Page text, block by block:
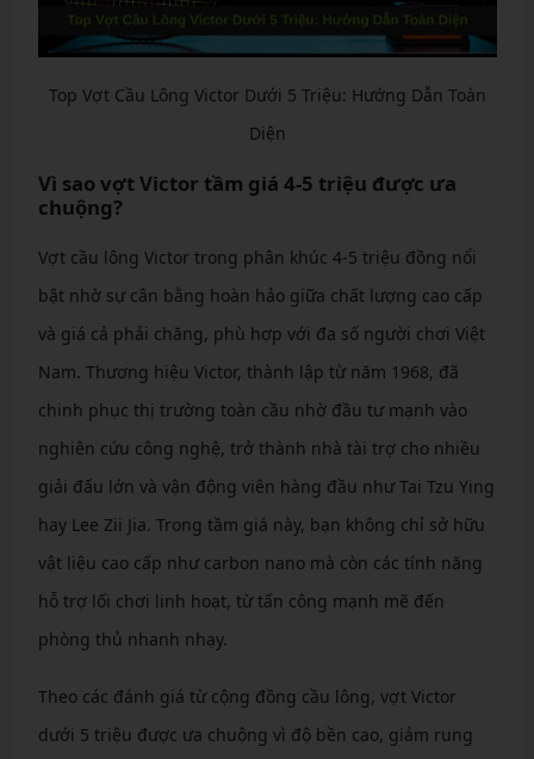
Top Vợt Cầu Lông Victor Dưới 5 Triệu: Hướng Dẫn Toàn
Diện
Vì sao vợt Victor tầm giá 4-5 triệu được ưa
chuộng?
Vợt cầu lông Victor trong phân khúc 4-5 triệu đồng nổi
bật nhờ sự cân bằng hoàn hảo giữa chất lượng cao cấp
và giá cả phải chăng, phù hợp với đa số người chơi Việt
Nam. Thương hiệu Victor, thành lập từ năm 1968, đã
chinh phục thị trường toàn cầu nhờ đầu tư mạnh vào
nghiên cứu công nghệ, trở thành nhà tài trợ cho nhiều
giải đấu lớn và vận động viên hàng đầu như Tai Tzu Ying
hay Lee Zii Jia. Trong tầm giá này, bạn không chỉ sở hữu
vật liệu cao cấp như carbon nano mà còn các tính năng
hỗ trợ lối chơi linh hoạt, từ tấn công mạnh mẽ đến
phòng thủ nhanh nhạy.
Theo các đánh giá từ cộng đồng cầu lông, vợt Victor
dưới 5 triệu được ưa chuộng vì độ bền cao, giảm rung